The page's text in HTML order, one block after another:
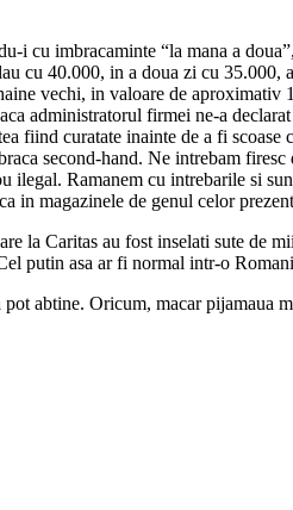
i cu imbracaminte “la mana a
cu 40.000, in a doua zi cu
vechi, in valoare de
administratorul firmei ne-a
fiind curatate inainte de a fi
second-hand. Ne intrebam
ilegal. Ramanem cu intrebarile si
in magazinele de genul celor
la Caritas au fost inselati sute de
putin asa ar fi normal intr-o
abtine. Oricum, macar pijamaua